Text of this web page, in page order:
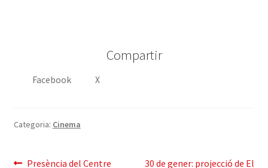
Compartir
Facebook X
Categoria: Cinema
Entrada
Presència del Centre Pròxima
30 de gener: projecció de El